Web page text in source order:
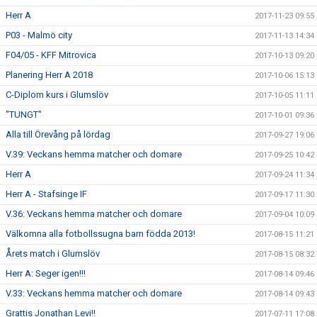
Herr A 2017-11-23 09:55
P03 - Malmö city 2017-11-13 14:34
F04/05 - KFF Mitrovica 2017-10-13 09:20
Planering Herr A 2018 2017-10-06 15:13
C-Diplom kurs i Glumslöv 2017-10-05 11:11
"TUNGT" 2017-10-01 09:36
Alla till Örevång på lördag 2017-09-27 19:06
V.39: Veckans hemma matcher och domare 2017-09-25 10:42
Herr A 2017-09-24 11:34
Herr A - Stafsinge IF 2017-09-17 11:30
V.36: Veckans hemma matcher och domare 2017-09-04 10:09
Välkomna alla fotbollssugna barn födda 2013! 2017-08-15 11:21
Årets match i Glumslöv 2017-08-15 08:32
Herr A: Seger igen!!! 2017-08-14 09:46
V.33: Veckans hemma matcher och domare 2017-08-14 09:43
Grattis Jonathan Levi!! 2017-07-11 17:08